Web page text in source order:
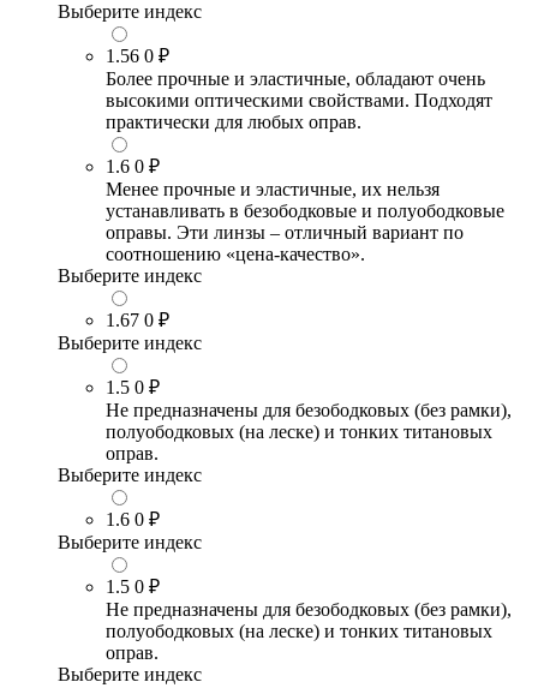
Выберите индекс
1.56 0 ₽
Более прочные и эластичные, обладают очень
высокими оптическими свойствами. Подходят
практически для любых оправ.
1.6 0 ₽
Менее прочные и эластичные, их нельзя
устанавливать в безободковые и полуободковые
оправы. Эти линзы – отличный вариант по
соотношению «цена-качество».
Выберите индекс
1.67 0 ₽
Выберите индекс
1.5 0 ₽
Не предназначены для безободковых (без рамки),
полуободковых (на леске) и тонких титановых
оправ.
Выберите индекс
1.6 0 ₽
Выберите индекс
1.5 0 ₽
Не предназначены для безободковых (без рамки),
полуободковых (на леске) и тонких титановых
оправ.
Выберите индекс